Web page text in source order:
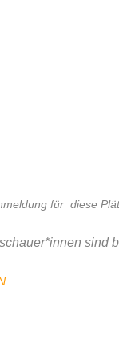
für diese
sind